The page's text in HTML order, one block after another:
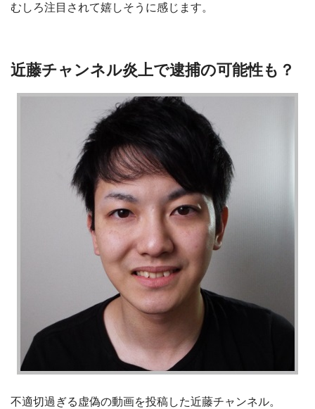
むしろ注目されて嬉しそうに感じます。
近藤チャンネル炎上で逮捕の可能性も？
不適切過ぎる虚偽の動画を投稿した近藤チャンネル。